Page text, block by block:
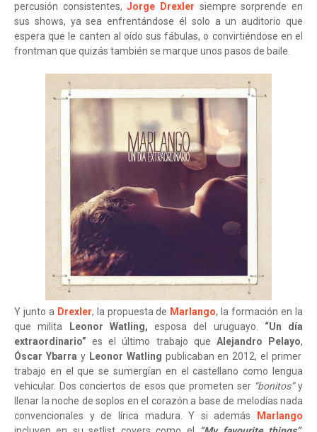
percusión consistentes,Jorge Drexler siempre sorprende en
sus shows, ya sea enfrentándose él solo a un auditorio que
espera que le canten al oído sus fábulas, o convirtiéndose en el
frontman que quizás también se marque unos pasos de baile.
Y junto a Drexler, la propuesta de Marlango, la formación en la
que milita
Leonor Watling, esposa del uruguayo. “Un día
extraordinario” es el último trabajo que Alejandro Pelayo,
Óscar Ybarra y Leonor Watling publicaban en 2012, el primer
trabajo en el que se sumergían en el castellano como lengua
vehicular. Dos conciertos de esos que prometen ser “bonitos”y
llenar la noche de soplos en el corazón a base de melodías nada
convencionales y de lírica madura. Y si además
Marlango